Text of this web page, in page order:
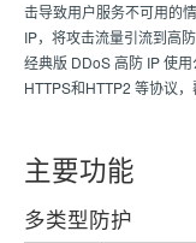
击导致用户服务不可用的
IP，将攻击流量引流到高
经典版 DDoS 高防 IP 使
HTTPS和HTTP2 等协议
主要功能
多类型防护